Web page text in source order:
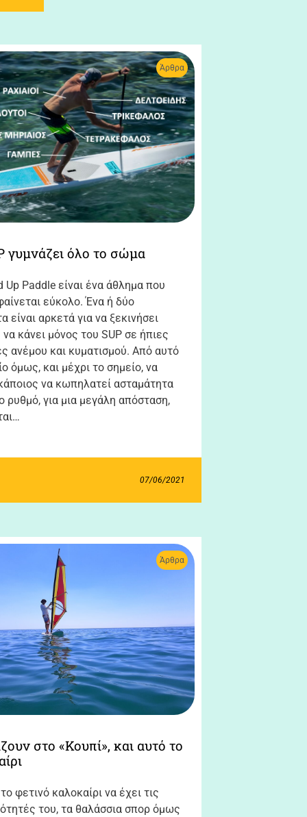
Άρθρα
γυμνάζει όλο το σώμα
Up Paddle είναι ένα άθλημα που
εύκολο. Ένα ή δύο
είναι αρκετά για να ξεκινήσει
κάνει μόνος του SUP σε ήπιες
ανέμου και κυματισμού. Από αυτό
όμως, και μέχρι το σημείο, να
να κωπηλατεί ασταμάτητα
ρυθμό, για μια μεγάλη απόσταση,
07/06/2021
Άρθρα
στο «Κουπί», και αυτό το
φετινό καλοκαίρι να έχει τις
του, τα θαλάσσια σπορ όμως